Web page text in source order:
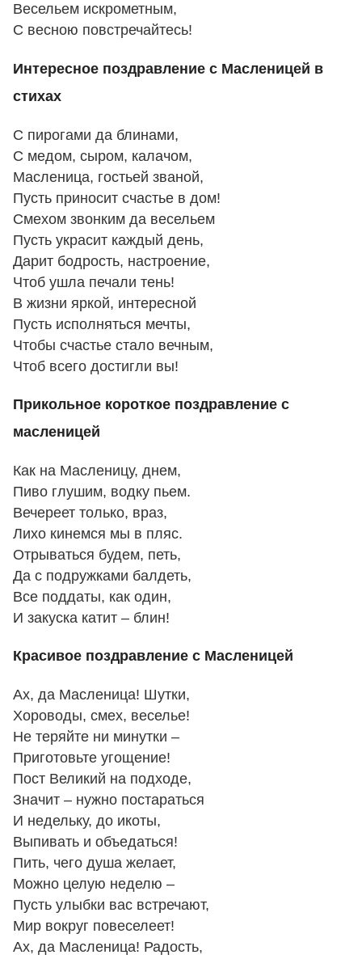
Весельем искрометным,
С весною повстречайтесь!
Интересное поздравление с Масленицей в
стихах
С пирогами да блинами,
С медом, сыром, калачом,
Масленица, гостьей званой,
Пусть приносит счастье в дом!
Смехом звонким да весельем
Пусть украсит каждый день,
Дарит бодрость, настроение,
Чтоб ушла печали тень!
В жизни яркой, интересной
Пусть исполняться мечты,
Чтобы счастье стало вечным,
Чтоб всего достигли вы!
Прикольное короткое поздравление с
масленицей
Как на Масленицу, днем,
Пиво глушим, водку пьем.
Вечереет только, враз,
Лихо кинемся мы в пляс.
Отрываться будем, петь,
Да с подружками балдеть,
Все поддаты, как один,
И закуска катит – блин!
Красивое поздравление с Масленицей
Ах, да Масленица! Шутки,
Хороводы, смех, веселье!
Не теряйте ни минутки –
Приготовьте угощение!
Пост Великий на подходе,
Значит – нужно постараться
И недельку, до икоты,
Выпивать и объедаться!
Пить, чего душа желает,
Можно целую неделю –
Пусть улыбки вас встречают,
Мир вокруг повеселеет!
Ах, да Масленица! Радость,